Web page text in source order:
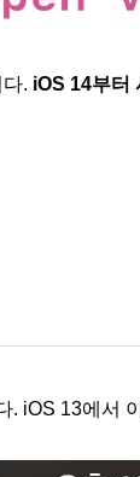
. iOS 14부터
iOS 13에서